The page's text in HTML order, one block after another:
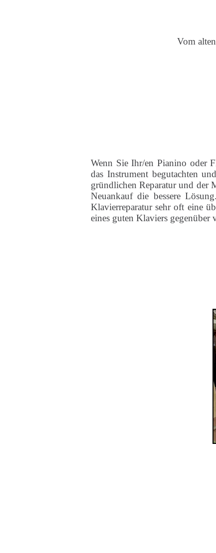
Vom
Wenn Sie Ihr/en Pianino oder
das Instrument begutachten
gründlichen Reparatur und der
Neuankauf die bessere
Klavierreparatur sehr oft eine
eines guten Klaviers gegenüber